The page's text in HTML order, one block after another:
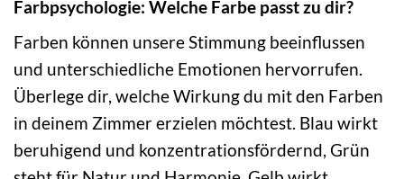
Farbpsychologie: Welche Farbe passt zu dir?
Farben können unsere Stimmung beeinflussen
und unterschiedliche Emotionen hervorrufen.
Überlege dir, welche Wirkung du mit den Farben
in deinem Zimmer erzielen möchtest. Blau wirkt
beruhigend und konzentrationsfördernd, Grün